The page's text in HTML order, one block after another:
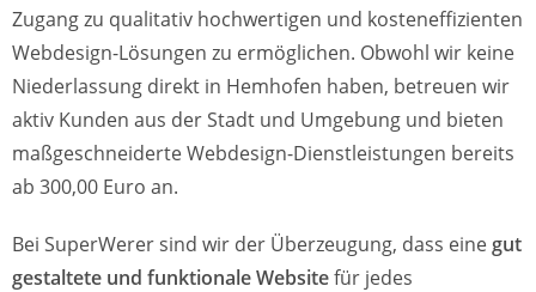
Zugang zu qualitativ hochwertigen und kosteneffizienten
Webdesign-Lösungen zu ermöglichen. Obwohl wir keine
Niederlassung direkt in Hemhofen haben, betreuen wir
aktiv Kunden aus der Stadt und Umgebung und bieten
maßgeschneiderte Webdesign-Dienstleistungen bereits
ab 300,00 Euro an.
Bei SuperWerer sind wir der Überzeugung, dass eine gut
gestaltete und funktionale Websitefür jedes